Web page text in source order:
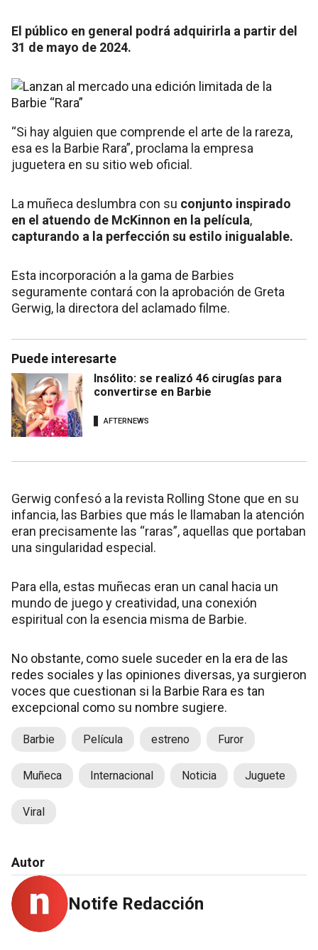
El público en general podrá adquirirla a partir del
31 de mayo de 2024.
“Si hay alguien que comprende el arte de la rareza,
esa es la Barbie Rara”, proclama la empresa
juguetera en su sitio web oficial.
La muñeca deslumbra con su conjunto inspirado
en el atuendo de McKinnon en la película,
capturando a la perfección su estilo inigualable.
Esta incorporación a la gama de Barbies
seguramente contará con la aprobación de Greta
Gerwig, la directora del aclamado filme.
Puede interesarte
Insólito: se realizó 46 cirugías para
convertirse en Barbie
AFTERNEWS
Gerwig confesó a la revista Rolling Stone que en su
infancia, las Barbies que más le llamaban la atención
eran precisamente las “raras”, aquellas que portaban
una singularidad especial.
Para ella, estas muñecas eran un canal hacia un
mundo de juego y creatividad, una conexión
espiritual con la esencia misma de Barbie.
No obstante, como suele suceder en la era de las
redes sociales y las opiniones diversas, ya surgieron
voces que cuestionan si la Barbie Rara es tan
excepcional como su nombre sugiere.
Barbie Película estreno Furor
Muñeca Internacional Noticia Juguete
Viral
Autor
Notife Redacción